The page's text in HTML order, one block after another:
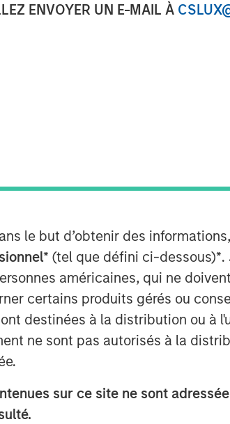
ENVOYER UN E-MAIL À
le but d’obtenir des
(tel que défini ci-dessous)*.
américaines, qui ne
certains produits gérés ou
destinées à la distribution ou à
ne sont pas autorisés à la
sur ce site ne sont
announced today that
the Securities and
passive investment
of the price of the relevant
of these ETPs have
effective. These
buy be accepted prior to
and in accordance with,